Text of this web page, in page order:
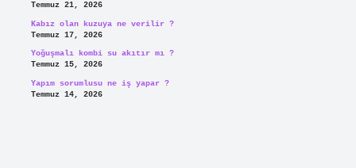
Temmuz 21, 2026
Kabız olan kuzuya ne verilir ?
Temmuz 17, 2026
Yoğuşmalı kombi su akıtır mı ?
Temmuz 15, 2026
Yapım sorumlusu ne iş yapar ?
Temmuz 14, 2026